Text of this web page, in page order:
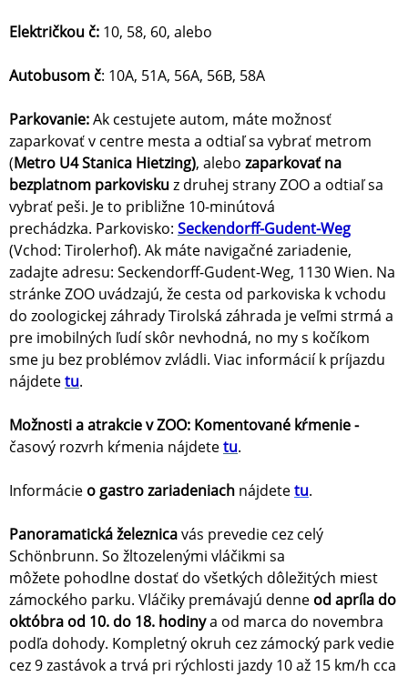
Električkou č: 10, 58, 60, alebo
Autobusom č: 10A, 51A, 56A, 56B, 58A
Parkovanie:Ak cestujete autom, máte možnosť
zaparkovať v centre mesta a odtiaľ sa vybrať metrom
(Metro U4 Stanica Hietzing), alebo zaparkovať na
bezplatnom parkoviskuz druhej strany ZOO a odtiaľ sa
vybrať peši. Je to približne 10-minútová
prechádzka. Parkovisko: Seckendorff-Gudent-Weg
(Vchod: Tirolerhof). Ak máte navigačné zariadenie,
zadajte adresu: Seckendorff-Gudent-Weg, 1130 Wien. Na
stránke ZOO uvádzajú, že cesta od parkoviska k vchodu
do zoologickej záhrady Tirolská záhrada je veľmi strmá a
pre imobilných ľudí skôr nevhodná, no my s kočíkom
sme ju bez problémov zvládli. Viac informácií k príjazdu
nájdetetu.
Možnosti a atrakcie v ZOO: Komentované kŕmenie -
časový rozvrh kŕmenia nájdetetu.
Informácie o gastro zariadeniach nájdetetu.
Panoramatická železnicavás prevedie cez celý
Schönbrunn. So žltozelenými vláčikmi sa
môžete pohodlne dostať do všetkých dôležitých miest
zámockého parku. Vláčiky premávajú denne od apríla do
októbra od 10. do 18. hodinya od marca do novembra
podľa dohody. Kompletný okruh cez zámocký park vedie
cez 9 zastávok a trvá pri rýchlosti jazdy 10 až 15 km/h cca